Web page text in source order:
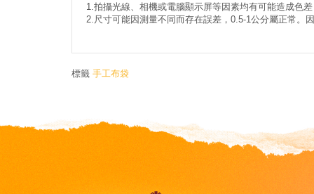
1.拍攝光線、相機或電腦顯示屏等因素均有可能造成色
2.尺寸可能因測量不同而存在誤差，0.5-1公分屬正常。
標籤 手工布袋